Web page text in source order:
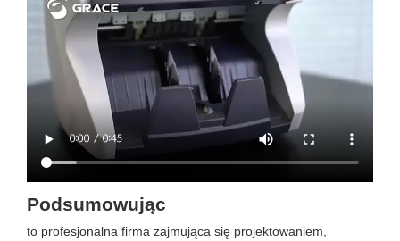
Podsumowując
to profesjonalna firma zajmująca się projektowaniem,